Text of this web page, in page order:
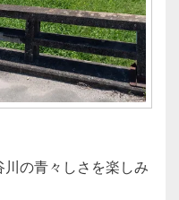
の青々しさを楽しみ